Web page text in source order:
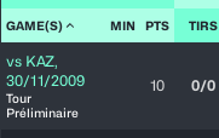
GAME(S) MIN PTS TIRS
vs KAZ,
30/11/2009
Tour
Préliminaire
10 0/0